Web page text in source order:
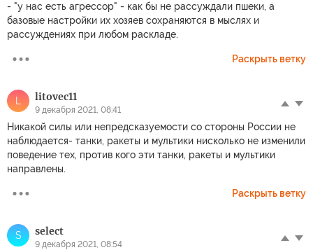
- "у нас есть агрессор" - как бы не рассуждали пшеки, а
базовые настройки их хозяев сохраняются в мыслях и
рассуждениях при любом раскладе.
Раскрыть ветку
L litovec11
9 декабря 2021, 08:41
Никакой силы или непредсказуемости со стороны России не
наблюдается- танки, ракеты и мультики нисколько не изменили
поведение тех, против кого эти танки, ракеты и мультики
направлены.
Раскрыть ветку
S select
9 декабря 2021, 08:54